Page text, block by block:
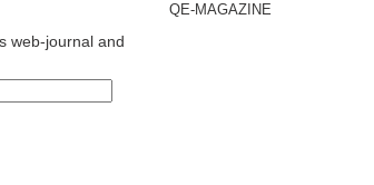
web-journal and
QE-MAGAZINE